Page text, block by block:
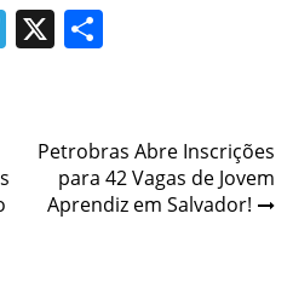
Telegram
X
Petrobras Abre Inscrições
para 42 Vagas de Jovem
Aprendiz em Salvador!